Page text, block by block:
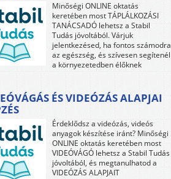
Minőségi ONLINE oktatás
keretében most TÁPLÁLKOZÁSI
TANÁCSADÓ lehetsz a Stabil
Tudás jóvoltából. Várjuk
jelentkezésed, ha fontos számodra
az egészség, és szívesen segítenél
a környezetedben élőknek
ÉS VIDEÓZÁS ALAPJAI
Érdeklődsz a videózás, videós
anyagok készítése iránt? Minőségi
ONLINE oktatás keretében most
VIDEÓVÁGÓ lehetsz a Stabil Tudás
jóvoltából, és megtanulhatod a
VIDEÓZÁS ALAPJAIT